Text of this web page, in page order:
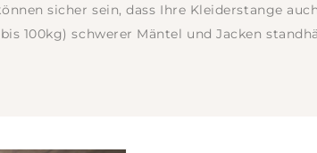
sicher sein, dass Ihre Kleiderstange
100kg) schwerer Mäntel und Jacken